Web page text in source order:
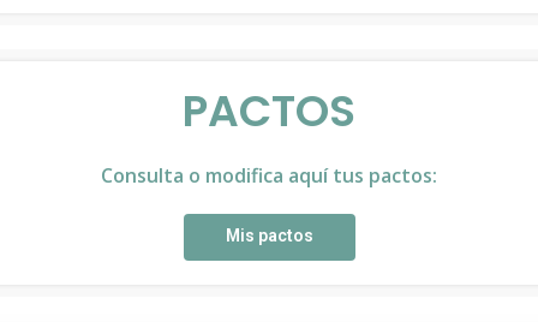
PACTOS
Consulta o modifica aquí tus pactos:
Mis pactos